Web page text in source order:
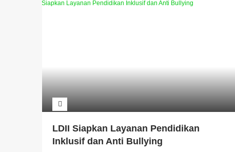
LDII Siapkan Layanan Pendidikan
Inklusif dan Anti Bullying